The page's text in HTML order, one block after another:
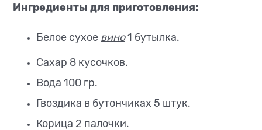
Ингредиенты для приготовления:
Белое сухое вино1 бутылка.
Сахар 8 кусочков.
Вода 100 гр.
Гвоздика в бутончиках 5 штук.
Корица 2 палочки.